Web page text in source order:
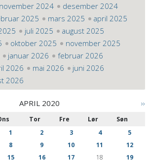
november 2024
desember 2024
2025 mars 2025
april 2025
juli 2025
august 2025
oktober 2025
november 2025
januar 2026
februar 2026
2026 mai 2026
juni 2026
2026
››
APRIL 2020
Tor Fre Lør
Søn
1
2 3 4
5
8 9 10 11
12
15 16 17 18
19